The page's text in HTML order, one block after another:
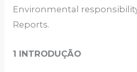
Environmental
Reports.
1 INTRODUÇÃO